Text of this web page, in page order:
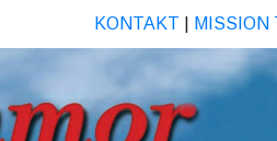
KONTAKT MISSION